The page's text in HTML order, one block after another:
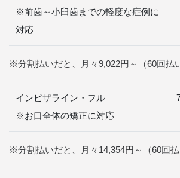
※前歯～小臼歯までの軽度な症例に
対応
※分割払いだと、月々9,022円～（60回払
インビザライン・フル
※お口全体の矯正に対応
※分割払いだと、月々14,354円～（60回払